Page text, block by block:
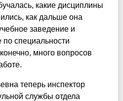
какие дисциплины
как дальше она
заведение и
специальности
много вопросов
теперь инспектор
службы отдела